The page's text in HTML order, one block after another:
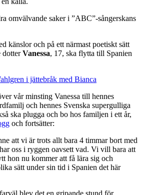
omvälvande saker i ”ABC”-sångerskans
känslor och på ett närmast poetiskt sätt
dotterVanessa, 17, ska flytta till Spanien
i jättebråk med Bianca
vår minsting Vanessa till hennes
och hennes Svenska supergulliga
ska plugga och bo hos familjen i ett år,
och fortsätter:
att vi är trots allt bara 4 timmar bort med
oss i ryggen oavsett vad. Vi vill bara att
hon nu kommer att få lära sig och
sätt under sin tid i Spanien det här
blev det en gripande stund för